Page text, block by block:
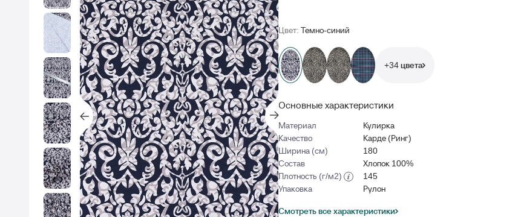
Цвет: Темно-синий
+34 цвета
Основные характеристики
Материал
Кулирка
Качество
Карде (Ринг)
Ширина (см)
180
Состав
Хлопок 100%
Плотность (г/м2)
145
Упаковка
Рулон
Смотреть все характеристики